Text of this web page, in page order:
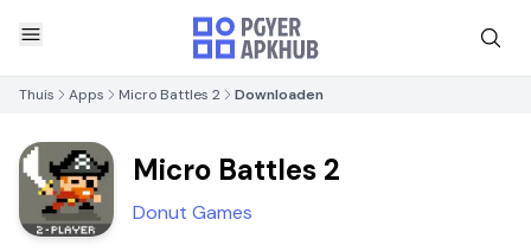
Thuis Apps Micro Battles 2 Downloaden
Micro Battles 2
Donut Games